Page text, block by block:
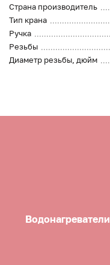
Страна производитель
Тип крана
Ручка
Резьбы
Диаметр резьбы, дюйм
Водонагреватели